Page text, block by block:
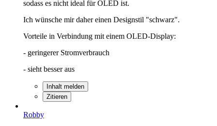
sodass es nicht ideal für OLED ist.
Ich wünsche mir daher einen Designstil "schwarz".
Vorteile in Verbindung mit einem OLED-Display:
- geringerer Stromverbrauch
- sieht besser aus
Inhalt melden
Zitieren
Robby